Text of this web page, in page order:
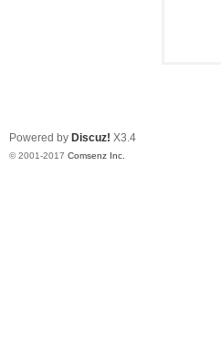
Powered by Discuz! X3.4
© 2001-2017 Comsenz Inc.